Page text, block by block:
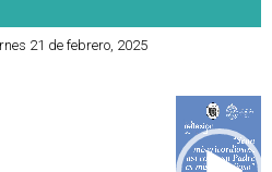
21 de febrero, 2025
de
vídeo